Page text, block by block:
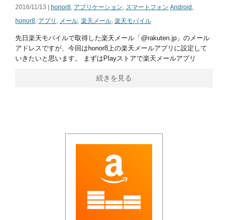
2016/11/13 | honor8, アプリケーション, スマートフォン Android ,
honor8, アプリ , メール, 楽天メール, 楽天モバイル
先日楽天モバイルで取得した楽天メール「@rakuten.jp」のメール
アドレスですが、今回はhonor8上の楽天メールアプリに設定して
いきたいと思います。 まずはPlayストアで楽天メールアプリ
続きを見る